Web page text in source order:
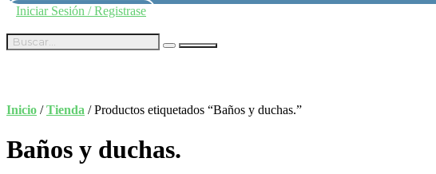
Iniciar Sesión / Registrase
Inicio /Tienda / Productos etiquetados “Baños y duchas.”
Baños y duchas.